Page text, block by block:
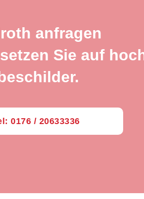
anfragen
Sie auf
0176 / 20633336